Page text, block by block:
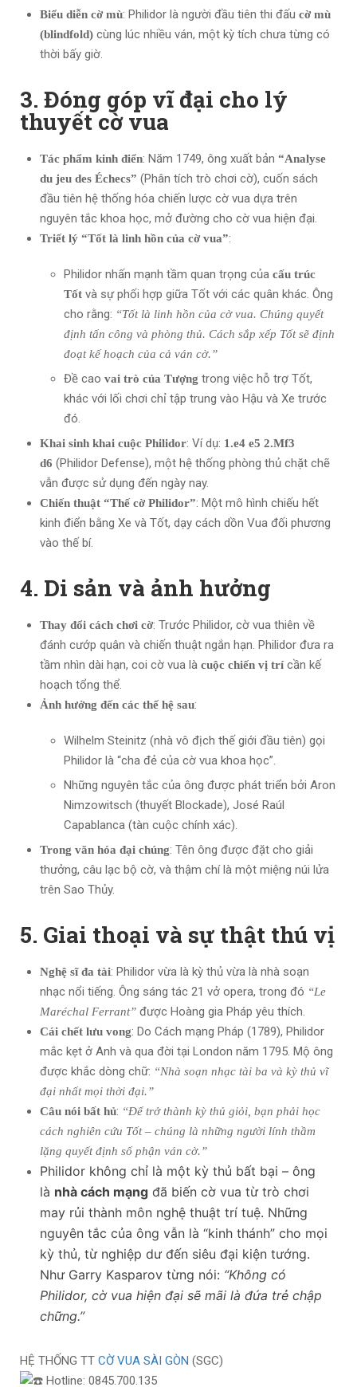
Biểu diễn cờ mù: Philidor là người đầu tiên thi đấu cờ mù
(blindfold) cùng lúc nhiều ván, một kỳ tích chưa từng có
thời bấy giờ.
3. Đóng góp vĩ đại cho lý
thuyết cờ vua
Tác phẩm kinh điển: Năm 1749, ông xuất bản “Analyse
du jeu des Échecs” (Phân tích trò chơi cờ), cuốn sách
đầu tiên hệ thống hóa chiến lược cờ vua dựa trên
nguyên tắc khoa học, mở đường cho cờ vua hiện đại.
Triết lý “Tốt là linh hồn của cờ vua”:
Philidor nhấn mạnh tầm quan trọng của cấu trúc
Tốt và sự phối hợp giữa Tốt với các quân khác. Ông
cho rằng: “Tốt là linh hồn của cờ vua. Chúng quyết
định tấn công và phòng thủ. Cách sắp xếp Tốt sẽ định
đoạt kế hoạch của cả ván cờ.”
Đề cao vai trò của Tượng trong việc hỗ trợ Tốt,
khác với lối chơi chỉ tập trung vào Hậu và Xe trước
đó.
Khai sinh khai cuộc Philidor: Ví dụ: 1.e4 e5 2.Mf3
d6 (Philidor Defense), một hệ thống phòng thủ chặt chẽ
vẫn được sử dụng đến ngày nay.
Chiến thuật “Thế cờ Philidor”: Một mô hình chiếu hết
kinh điển bằng Xe và Tốt, dạy cách dồn Vua đối phương
vào thế bí.
4. Di sản và ảnh hưởng
Thay đổi cách chơi cờ: Trước Philidor, cờ vua thiên về
đánh cướp quân và chiến thuật ngắn hạn. Philidor đưa ra
tầm nhìn dài hạn, coi cờ vua là cuộc chiến vị trí cần kế
hoạch tổng thể.
Ảnh hưởng đến các thế hệ sau:
Wilhelm Steinitz (nhà vô địch thế giới đầu tiên) gọi
Philidor là “cha đẻ của cờ vua khoa học”.
Những nguyên tắc của ông được phát triển bởi Aron
Nimzowitsch (thuyết Blockade), José Raúl
Capablanca (tàn cuộc chính xác).
Trong văn hóa đại chúng: Tên ông được đặt cho giải
thưởng, câu lạc bộ cờ, và thậm chí là một miệng núi lửa
trên Sao Thủy.
5. Giai thoại và sự thật thú vị
Nghệ sĩ đa tài: Philidor vừa là kỳ thủ vừa là nhà soạn
nhạc nổi tiếng. Ông sáng tác 21 vở opera, trong đó “Le
Maréchal Ferrant” được Hoàng gia Pháp yêu thích.
Cái chết lưu vong: Do Cách mạng Pháp (1789), Philidor
mắc kẹt ở Anh và qua đời tại London năm 1795. Mộ ông
được khắc dòng chữ: “Nhà soạn nhạc tài ba và kỳ thủ vĩ
đại nhất mọi thời đại.”
Câu nói bất hủ: “Để trở thành kỳ thủ giỏi, bạn phải học
cách nghiên cứu Tốt – chúng là những người lính thầm
lặng quyết định số phận ván cờ.”
Philidor không chỉ là một kỳ thủ bất bại – ông
là nhà cách mạng đã biến cờ vua từ trò chơi
may rủi thành môn nghệ thuật trí tuệ. Những
nguyên tắc của ông vẫn là “kinh thánh” cho mọi
kỳ thủ, từ nghiệp dư đến siêu đại kiện tướng.
Như Garry Kasparov từng nói: “Không có
Philidor, cờ vua hiện đại sẽ mãi là đứa trẻ chập
chững.”
HỆ THỐNG TT CỜ VUA SÀI GÒN (SGC)
Hotline: 0845.700.135